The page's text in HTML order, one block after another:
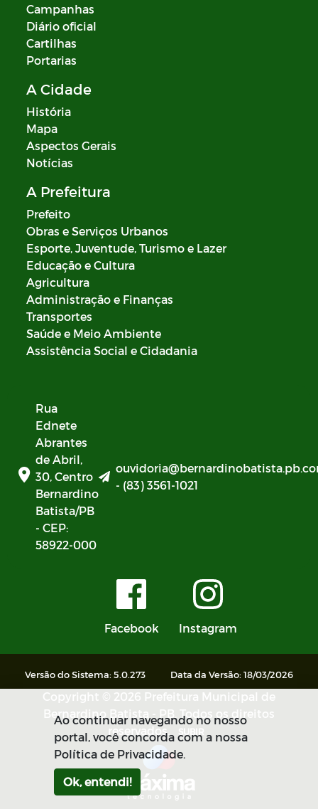
Campanhas
Diário oficial
Cartilhas
Portarias
A Cidade
História
Mapa
Aspectos Gerais
Notícias
A Prefeitura
Prefeito
Obras e Serviços Urbanos
Esporte, Juventude, Turismo e Lazer
Educação e Cultura
Agricultura
Administração e Finanças
Transportes
Saúde e Meio Ambiente
Assistência Social e Cidadania
Rua
Ednete
Abrantes
de Abril,
30, Centro
Bernardino
Batista/PB
- CEP:
58922-000
- (83) 3561-1021
Facebook Instagram
Versão do Sistema: 5.0.273 Data da Versão: 18/03/2026
Copyright © 2026 Prefeitura Municipal de
Bernardino Batista - PB. Todos os direitos
reservados.
SUBIR
Ao continuar navegando no nosso
portal, você concorda com a nossa
Política de Privacidade.
Ok, entendi!